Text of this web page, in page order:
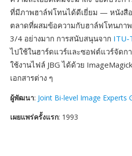
ที่มีภาพฮาล์ฟโทนได้ดีเยี่ยม — หนังสื
ตลาดที่ผสมข้อความกับฮาล์ฟโทนภา
3/4 อย่างมาก การสนับสนุนจาก ITU-
ไปใช้ในฮาร์ดแวร์และซอฟต์แวร์จัดก
ใช้งานไฟล์ JBG ได้ด้วย
เอกสารต่าง ๆ
ผู้พัฒนา: Joint Bi-level Image Experts
เผยแพร่ครั้งแรก: 1993